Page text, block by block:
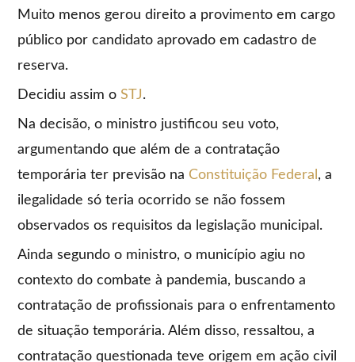
Muito menos gerou direito a provimento em cargo
público por candidato aprovado em cadastro de
reserva.
Decidiu assim oSTJ.
Na decisão, o ministro justificou seu voto,
argumentando que além de a contratação
temporária ter previsão na Constituição Federal , a
ilegalidade só teria ocorrido se não fossem
observados os requisitos da legislação municipal.
Ainda segundo o ministro, o município agiu no
contexto do combate à pandemia, buscando a
contratação de profissionais para o enfrentamento
de situação temporária. Além disso, ressaltou, a
contratação questionada teve origem em ação civil